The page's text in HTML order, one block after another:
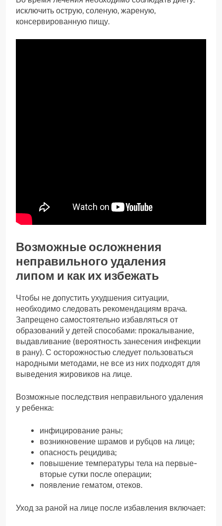
исключить острую, соленую, жареную,
консервированную пищу.
Возможные осложнения
неправильного удаления
липом и как их избежать
Чтобы не допустить ухудшения ситуации,
необходимо следовать рекомендациям врача.
Запрещено самостоятельно избавляться от
образований у детей способами: прокалывание,
выдавливание (вероятность занесения инфекции
в рану). С осторожностью следует пользоваться
народными методами, не все из них подходят для
выведения жировиков на лице.
Возможные последствия неправильного удаления
у ребенка:
инфицирование раны;
возникновение шрамов и рубцов на лице;
опасность рецидива;
повышение температуры тела на первые-
вторые сутки после операции;
появление гематом, отеков.
Уход за раной на лице после избавления включает: